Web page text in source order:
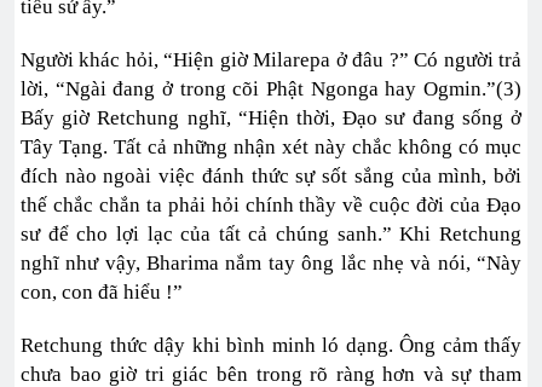
tiểu sử ấy.”
Người khác hỏi, “Hiện giờ Milarepa ở đâu ?” Có người trả
lời, “Ngài đang ở trong cõi Phật Ngonga hay Ogmin.”(3)
Bấy giờ Retchung nghĩ, “Hiện thời, Đạo sư đang sống ở
Tây Tạng. Tất cả những nhận xét này chắc không có mục
đích nào ngoài việc đánh thức sự sốt sắng của mình, bởi
thế chắc chắn ta phải hỏi chính thầy về cuộc đời của Đạo
sư để cho lợi lạc của tất cả chúng sanh.” Khi Retchung
nghĩ như vậy, Bharima nắm tay ông lắc nhẹ và nói, “Này
con, con đã hiểu !”
Retchung thức dậy khi bình minh ló dạng. Ông cảm thấy
chưa bao giờ tri giác bên trong rõ ràng hơn và sự tham